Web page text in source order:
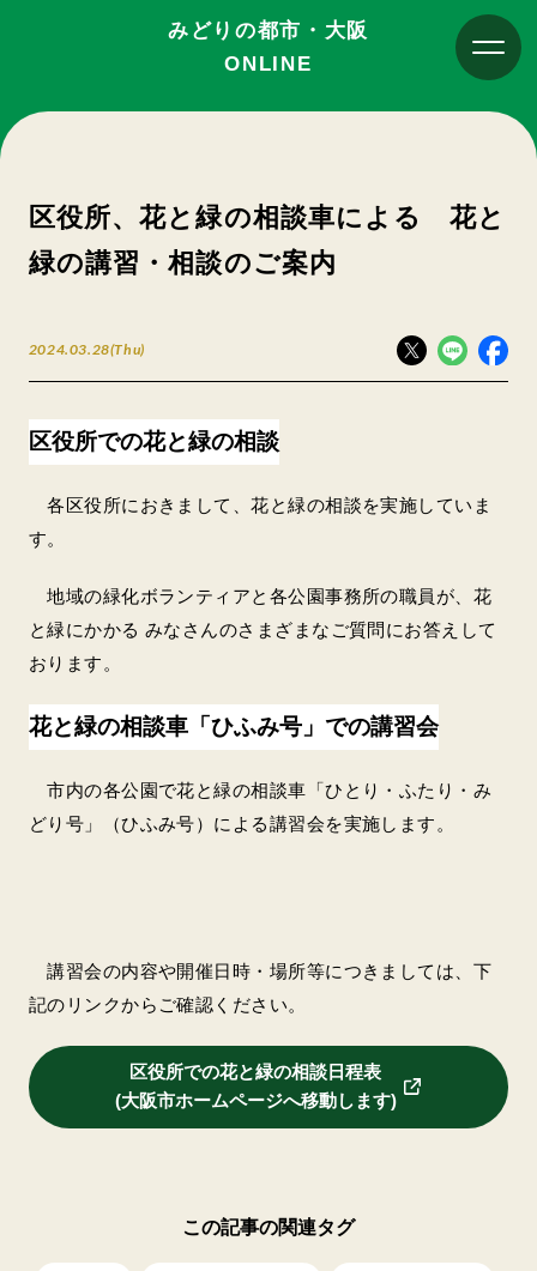
みどりの都市・大阪
ONLINE
区役所、花と緑の相談車による 花と
緑の講習・相談のご案内
2024.03.28(Thu)
区役所での花と緑の相談
各区役所におきまして、花と緑の相談を実施していま
す。
地域の緑化ボランティアと各公園事務所の職員が、花
と緑にかかる みなさんのさまざまなご質問にお答えして
おります。
花と緑の相談車「ひふみ号」での講習会
市内の各公園で花と緑の相談車「ひとり・ふたり・み
どり号」（ひふみ号）による講習会を実施します。
講習会の内容や開催日時・場所等につきましては、下
記のリンクからご確認ください。
区役所での花と緑の相談日程表
(大阪市ホームページへ移動します)
この記事の関連タグ